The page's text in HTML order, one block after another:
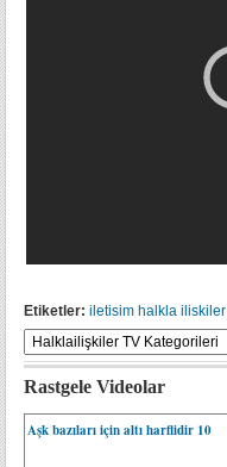
Etiketler: iletisim halkla iliskiler
Rastgele Videolar
Aşk bazıları için altı harflidir 10